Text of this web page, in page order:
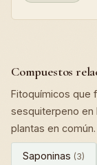
Compuestos
Fitoquímicos que
sesquiterpeno en
plantas en común.
Saponinas (3)